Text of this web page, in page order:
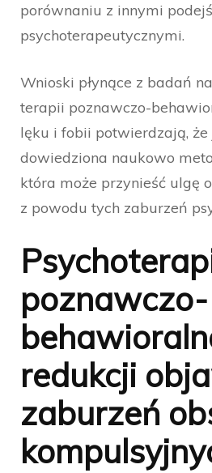
porównaniu z innymi
psychoterapeutycznymi.
Wnioski płynące z badań
terapii poznawczo-
lęku i fobii potwierdzają,
dowiedziona naukowo
która może przynieść ulgę
z powodu tych zaburzeń
poznawczo-
redukcji
zaburzeń